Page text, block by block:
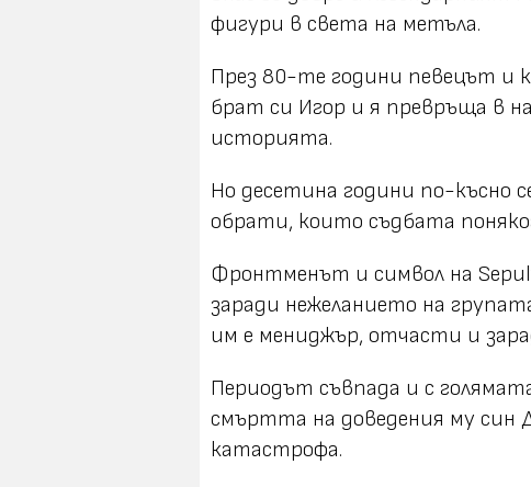
фигури в света на метъла.
През 80-те години певецът и
брат си Игор и я превръща в
историята.
Но десетина години по-късно
обрати, които съдбата
Фронтменът и символ на
заради нежеланието на
им е мениджър, отчасти и
Периодът съвпада и с
смъртта на доведения му син
катастрофа.